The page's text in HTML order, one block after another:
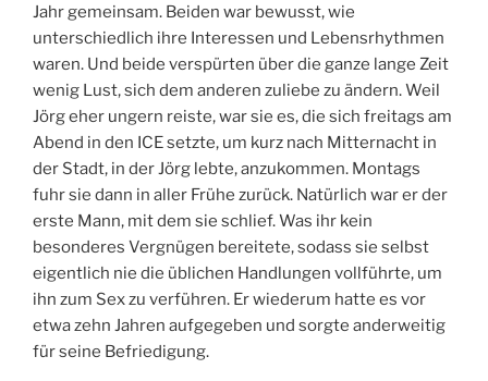
Jahr gemeinsam. Beiden war bewusst, wie
unterschiedlich ihre Interessen und Lebensrhythmen
waren. Und beide verspürten über die ganze lange Zeit
wenig Lust, sich dem anderen zuliebe zu ändern. Weil
Jörg eher ungern reiste, war sie es, die sich freitags am
Abend in den ICE setzte, um kurz nach Mitternacht in
der Stadt, in der Jörg lebte, anzukommen. Montags
fuhr sie dann in aller Frühe zurück. Natürlich war er der
erste Mann, mit dem sie schlief. Was ihr kein
besonderes Vergnügen bereitete, sodass sie selbst
eigentlich nie die üblichen Handlungen vollführte, um
ihn zum Sex zu verführen. Er wiederum hatte es vor
etwa zehn Jahren aufgegeben und sorgte anderweitig
für seine Befriedigung.